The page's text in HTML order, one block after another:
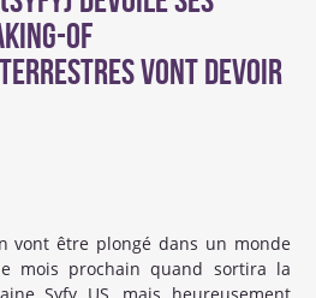
of
vont devoir
vont être plongé dans un monde
mois prochain quand sortira la
Syfy US, mais heureusement